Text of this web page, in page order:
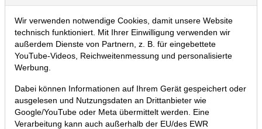
Chartanalysen
Home Blog Chartanalysen
Chartanalyse BMW: Blockchain-
Kooperation mit der Konkurrenz
03.05.2018 um 18:12 Uhr | P. Uhlschmied
Wir verwenden notwendige Cookies, damit unsere Website
technisch funktioniert. Mit Ihrer Einwilligung verwenden wir
außerdem Dienste von Partnern, z. B. für eingebettete
YouTube-Videos, Reichweitenmessung und personalisierte
Werbung.
Dabei können Informationen auf Ihrem Gerät gespeichert oder
ausgelesen und Nutzungsdaten an Drittanbieter wie
Google/YouTube oder Meta übermittelt werden. Eine
Verarbeitung kann auch außerhalb der EU/des EWR